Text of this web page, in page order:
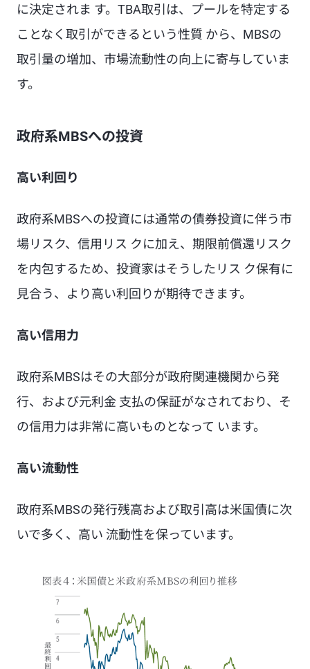
に決定されま す。TBA取引は、プールを特定する
ことなく取引ができるという性質 から、MBSの
取引量の増加、市場流動性の向上に寄与していま
す。
政府系MBSへの投資
高い利回り
政府系MBSへの投資には通常の債券投資に伴う市
場リスク、信用リス クに加え、期限前償還リスク
を内包するため、投資家はそうしたリス ク保有に
見合う、より高い利回りが期待できます。
高い信用力
政府系MBSはその大部分が政府関連機関から発
行、および元利金 支払の保証がなされており、そ
の信用力は非常に高いものとなって います。
高い流動性
政府系MBSの発行残高および取引高は米国債に次
いで多く、高い 流動性を保っています。